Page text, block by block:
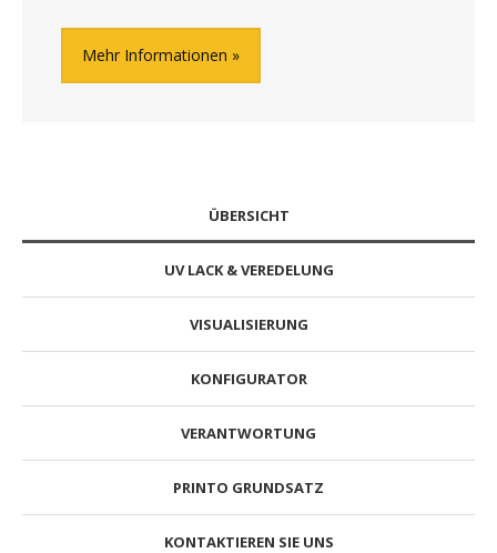
Mehr Informationen
ÜBERSICHT
UV LACK & VEREDELUNG
VISUALISIERUNG
KONFIGURATOR
VERANTWORTUNG
PRINTO GRUNDSATZ
KONTAKTIEREN SIE UNS